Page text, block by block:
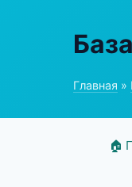
Главная »
🏠